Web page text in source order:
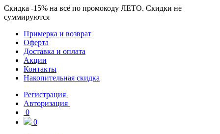
Скидка -15% на всё по промокоду ЛЕТО. Скидки не
суммируются
Примерка и возврат
Оферта
Доставка и оплата
Акции
Контакты
Накопительная скидка
Регистрация
Авторизация
0
0